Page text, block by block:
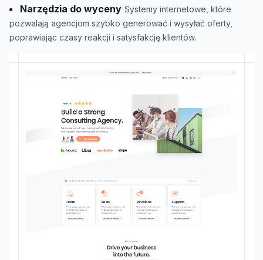
Narzędzia do wyceny Systemy internetowe, które
pozwalają agencjom szybko generować i wysyłać oferty,
poprawiając czasy reakcji i satysfakcję klientów.